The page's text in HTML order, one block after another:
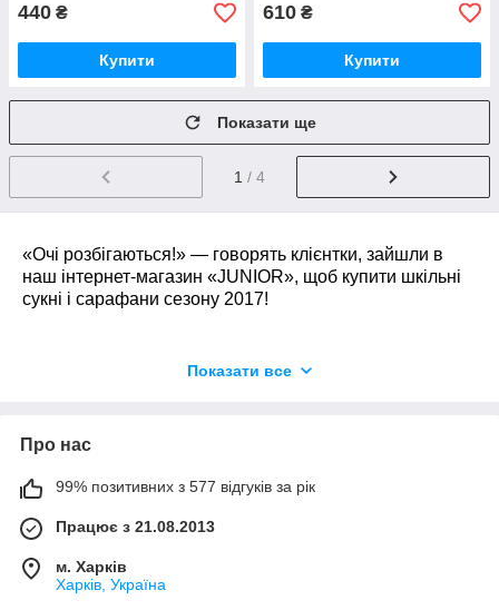
440 ₴
Купити
610 ₴
Купити
Показати ще
1 / 4
«Очі розбігаються!» ― говорять клієнтки, зайшли в
наш інтернет-магазин «JUNIOR», щоб купити шкільні
сукні і сарафани сезону 2017!
матусі, ставали і залишалися нашими постійними
Завжди відповідаємо на Ваші запитання.
зокрема, багато запитують, якому виробникові віддати
перевагу, вибираючи
Показати все
Про нас
99% позитивних з 577 відгуків за рік
Працює з 21.08.2013
м. Харків
Харків, Україна